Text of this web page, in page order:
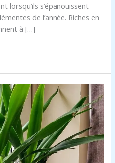
lorsqu’ils s’épanouissent
de l’année. Riches en
à […]